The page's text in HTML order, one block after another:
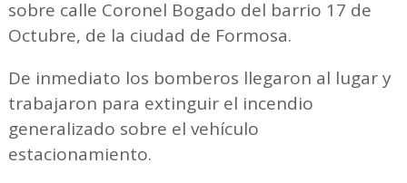
sobre calle Coronel Bogado del barrio 17 de
Octubre, de la ciudad de Formosa.
De inmediato los bomberos llegaron al lugar y
trabajaron para extinguir el incendio
generalizado sobre el vehículo
estacionamiento.